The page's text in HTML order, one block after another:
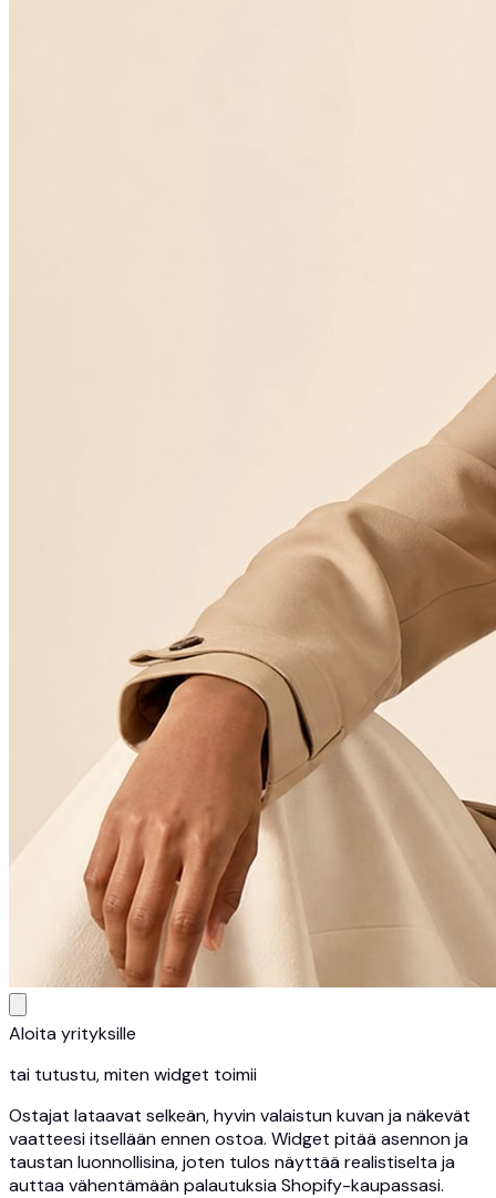
Aloita yrityksille
tai tutustu, miten widget toimii
Ostajat lataavat selkeän, hyvin valaistun kuvan ja näkevät
vaatteesi itsellään ennen ostoa. Widget pitää asennon ja
taustan luonnollisina, joten tulos näyttää realistiselta ja
auttaa vähentämään palautuksia Shopify-kaupassasi.